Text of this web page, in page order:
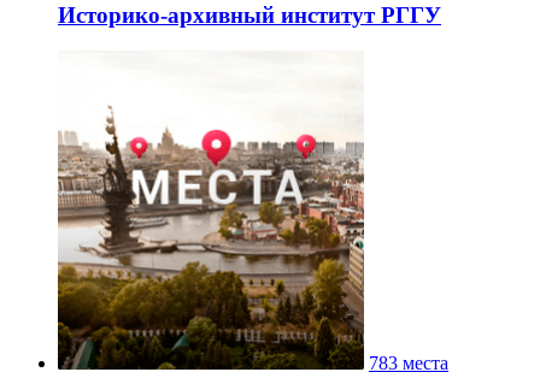
Историко-архивный институт РГГУ
783 места